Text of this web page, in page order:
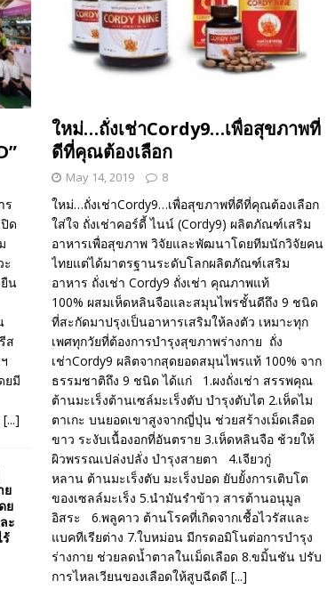
ร
ด
ะ
น
ส
ยมี
[...]
ย
ย
ะ
ใหม่…ถั่งเช่าCordy9…เพื่อสุขภาพที่
ดีที่คุณต้องเลือก
May 14, 2019 8
ใหม่…ถั่งเช่าCordy9…เพื่อสุขภาพที่ดีที่คุณต้องเลือก
ใส่ใจ ถั่งเช่าคอร์ดี้ ไนน์ (Cordy9) ผลิตภัณฑ์เสริม
อาหารเพื่อสุขภาพ วิจัยและพัฒนาโดยทีมนักวิจัยคน
ไทยแต่ได้มาตรฐานระดับโลกผลิตภัณฑ์เสริม
อาหาร ถั่งเช่า Cordy9 ถั่งเช่า คุณภาพแท้
100% ผสมเห็ดหลินจือและสมุนไพรชั้นดีถึง 9 ชนิด
ที่สะกัดมาปรุงเป็นอาหารเสริมให้ลงตัว เหมาะทุก
เพศทุกวัยที่ต้องการบำรุงสุขภาพร่างกาย ถั่ง
เช่าCordy9 ผลิตจากสุดยอดสมุนไพรแท้ 100% จาก
ธรรมชาติถึง 9 ชนิด ได้แก่ 1.ผงถั่งเช่า สรรพคุณ
ต้านมะเร็งต้านเซล์มะเร็งตับ บำรุงตับไต 2.เห็ดไม
ตาเกะ บนยอดเขาสูงจากญี่ปุ่น ช่วยสร้างเม็ดเลือด
ขาว ระงับเนื้องอกที่อันตราย 3.เห็ดหลินจือ ช้วยให้
ผิวพรรณเปล่งปลั่ง บำรุงสายตา 4.เจียวกู่
หลาน ต้านมะเร็งตับ มะเร็งปอด ยับยั้งการเติบโต
ของเซลล์มะเร็ง 5.นำมันรำข้าว สารต้านอนุมูล
อิสระ 6.พลูคาว ต้านโรคที่เกิดจากเชื้อไวรัสและ
แบคทีเรียต่าง 7.ใบหม่อน มีกรดอมิโนต่อการบำรุง
ร่างกาย ช่วยลดน้ำตาลในเม็ดเลือด 8.ขมิ้นชัน ปรับ
การไหลเวียนของเลือดให้สูบฉีดดี [...]